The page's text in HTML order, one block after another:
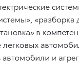
«разборка
в
и